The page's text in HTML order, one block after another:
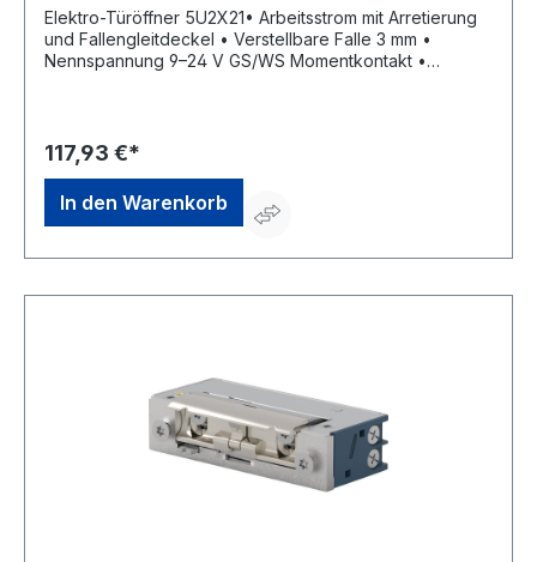
Elektro-Türöffner 5U2X21• Arbeitsstrom mit Arretierung
und Fallengleitdeckel • Verstellbare Falle 3 mm •
Nennspannung 9–24 V GS/WS Momentkontakt •
Maße in sehr schmalen Türprofilen einbaubarHersteller:
OPENERS & CLOSERS, Calle Agricultura Nave 1217,
08980 Sant Feliu de Llobregat, Barcelona, ES, +34 934
080 515, info@openers-closers.com
117,93 €*
In den Warenkorb